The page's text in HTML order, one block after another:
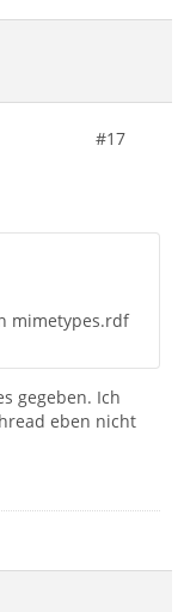
#17
mimetypes.rdf
gegeben. Ich
eben nicht